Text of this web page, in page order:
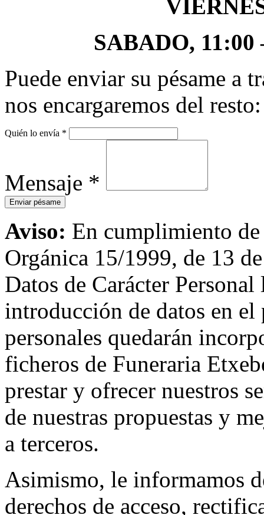
SABADO, 11:00
Puede enviar su pésame a
nos encargaremos del resto:
Quién lo envía *
Mensaje *
Aviso: En cumplimiento
Orgánica 15/1999, de 13
Datos de Carácter
introducción de datos en
personales quedarán
ficheros de Funeraria
prestar y ofrecer nuestros
de nuestras propuestas y
a terceros.
Asimismo, le informamos
derechos de acceso,